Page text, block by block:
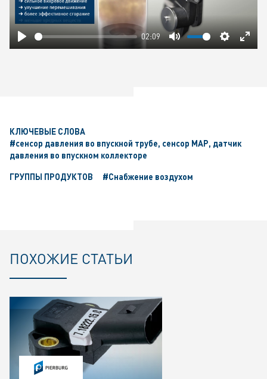
Play
02:09
Mute Settings
КЛЮЧЕВЫЕ СЛОВА
#сенсор давления во впускной трубе, сенсор MAP, датчик
давления во впускном коллекторе
ГРУППЫ ПРОДУКТОВ
#Снабжение воздухом
ПОХОЖИЕ СТАТЬИ